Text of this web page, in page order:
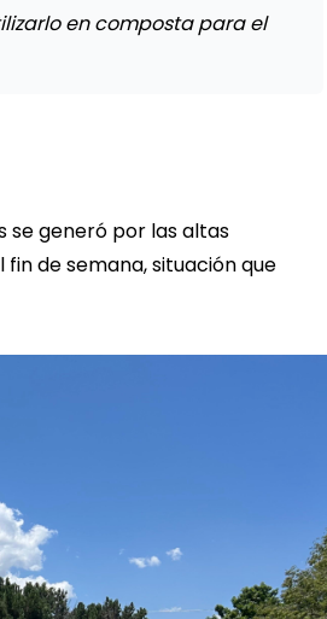
en composta para el
se generó por las altas
de semana, situación que